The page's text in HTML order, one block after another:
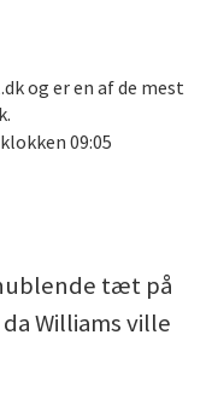
og er en af de mest
09:05
tæt på
Williams ville